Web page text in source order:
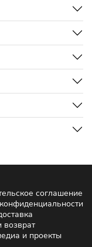
соглашение
возврат
и проекты